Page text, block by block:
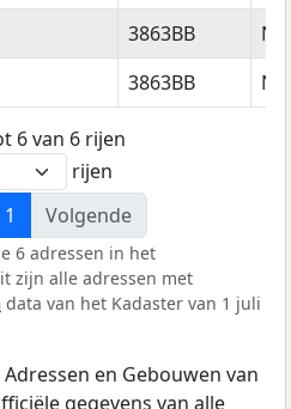
3863BB
3863BB
6 van 6 rijen
rijen
1 Volgende
6 adressen in het
zijn alle adressen met
data van het Kadaster van 1 juli
en Gebouwen van
gegevens van alle